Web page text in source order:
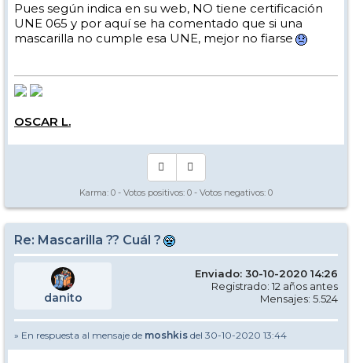
Pues según indica en su web, NO tiene certificación
UNE 065 y por aquí se ha comentado que si una
mascarilla no cumple esa UNE, mejor no fiarse
OSCAR L.
Karma: 0 - Votos positivos: 0 - Votos negativos: 0
Re: Mascarilla ?? Cuál ?
danito
Enviado: 30-10-2020 14:26
Registrado: 12 años antes
Mensajes: 5.524
» En respuesta al mensaje de moshkis del 30-10-2020 13:44